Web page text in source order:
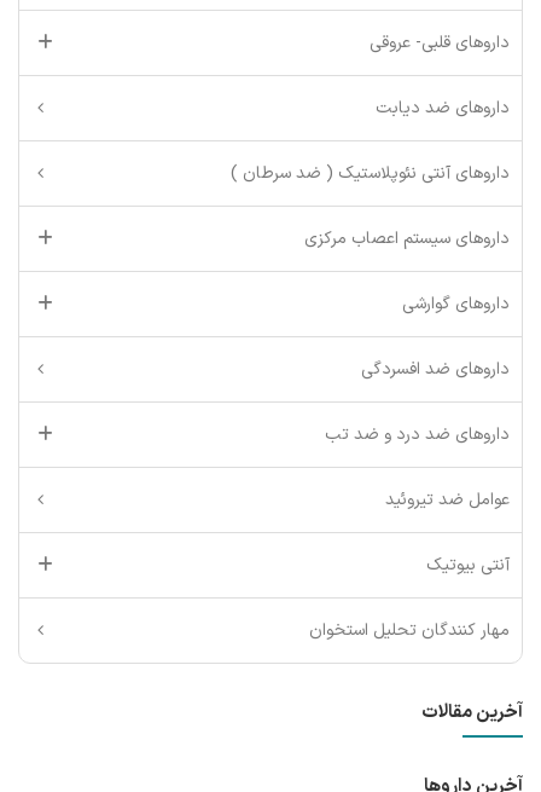
داروهای قلبی- عروقی
داروهای ضد دیابت
داروهای آنتی نئوپلاستیک ( ضد سرطان )
داروهای سیستم اعصاب مرکزی
داروهای گوارشی
داروهای ضد افسردگی
داروهای ضد درد و ضد تب
عوامل ضد تیروئید
آنتی بیوتیک
مهار کنندگان تحلیل استخوان
آخرین مقالات
آخرین داروها